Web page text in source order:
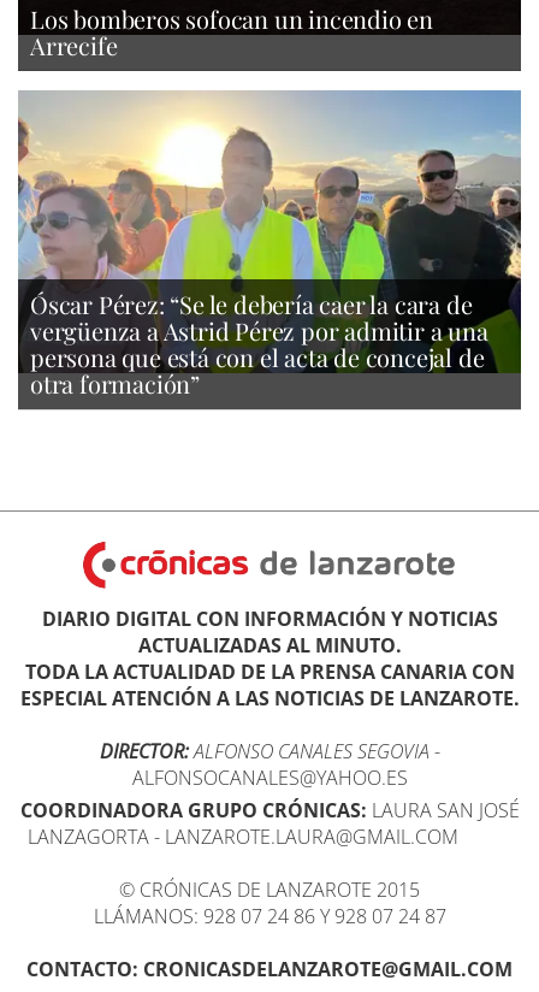
Los bomberos sofocan un incendio en
Arrecife
Óscar Pérez: “Se le debería caer la cara de
vergüenza a Astrid Pérez por admitir a una
persona que está con el acta de concejal de
otra formación”
DIARIO DIGITAL CON INFORMACIÓN Y NOTICIAS
ACTUALIZADAS AL MINUTO.
TODA LA ACTUALIDAD DE LA PRENSA CANARIA CON
ESPECIAL ATENCIÓN A LAS NOTICIAS DE LANZAROTE.
DIRECTOR:ALFONSO CANALES SEGOVIA -
ALFONSOCANALES@YAHOO.ES
COORDINADORA GRUPO CRÓNICAS: LAURA SAN JOSÉ
LANZAGORTA - LANZAROTE.LAURA@GMAIL.COM
© CRÓNICAS DE LANZAROTE 2015
LLÁMANOS: 928 07 24 86 Y 928 07 24 87
CONTACTO: CRONICASDELANZAROTE@GMAIL.COM